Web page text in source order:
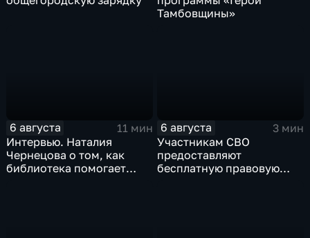
Тамбовщины»
6 августа
11 мин
Интервью. Наталия
Чернецова о том, как
библиотека помогает
6 августа
3 мин
Участникам СВО
предоставляют
бесплатную правовую